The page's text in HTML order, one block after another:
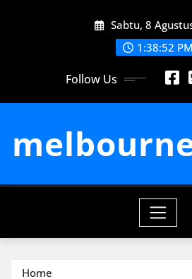
Sabtu, 8
1:38:53 PM
Follow Us
Home